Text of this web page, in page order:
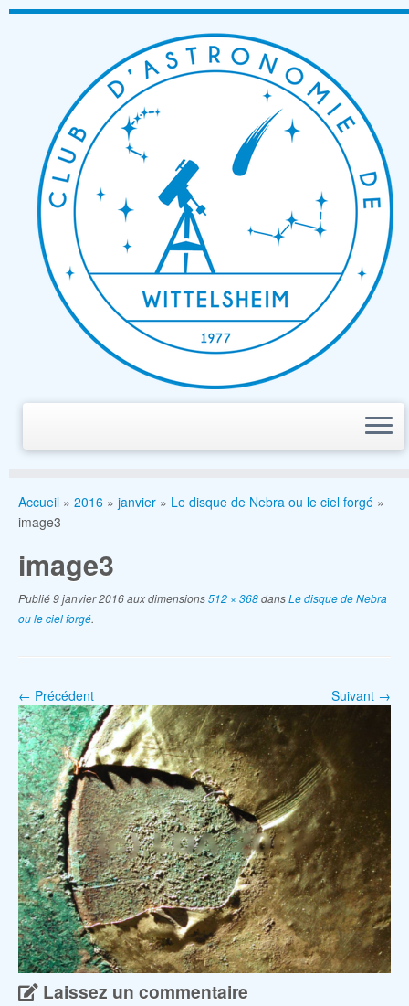
Passer
Accueil » 2016 » janvier » Le disque de Nebra ou le ciel forgé »
image3
image3
Publié9 janvier 2016aux dimensions512 × 368dansLe disque de Nebra
ou le ciel forgé.
← Précédent Suivant →
Laissez un commentaire